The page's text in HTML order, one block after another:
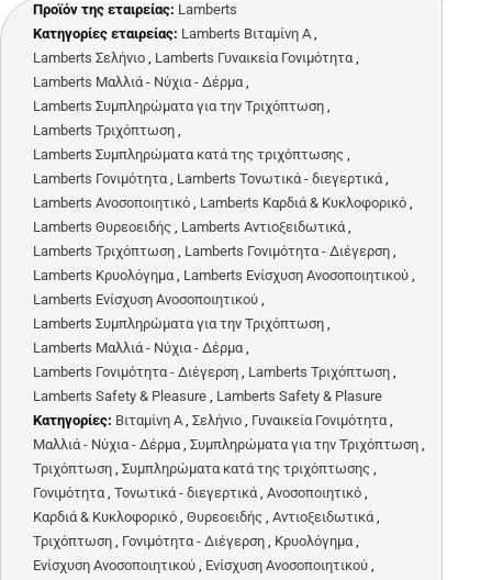
Προϊόν της εταιρείας: Lamberts
Κατηγορίες εταιρείας: Lamberts Βιταμίνη Α ,
Lamberts Σελήνιο , Lamberts Γυναικεία Γονιμότητα,
Lamberts Μαλλιά - Νύχια - Δέρμα,
Lamberts Συμπληρώματα για την Τριχόπτωση ,
Lamberts Τριχόπτωση ,
Lamberts Συμπληρώματα κατά της τριχόπτωσης ,
Lamberts Γονιμότητα, Lamberts Τονωτικά - διεγερτικά,
Lamberts Ανοσοποιητικό , Lamberts Καρδιά & Κυκλοφορικό ,
Lamberts Θυρεοειδής , Lamberts Αντιοξειδωτικά,
Lamberts Τριχόπτωση , Lamberts Γονιμότητα - Διέγερση ,
Lamberts Κρυολόγημα, Lamberts Ενίσχυση Ανοσοποιητικού ,
Lamberts Ενίσχυση Ανοσοποιητικού ,
Lamberts Συμπληρώματα για την Τριχόπτωση ,
Lamberts Μαλλιά - Νύχια - Δέρμα,
Lamberts Γονιμότητα - Διέγερση , Lamberts Τριχόπτωση ,
Lamberts Safety & Pleasure , Lamberts Safety & Plasure
Κατηγορίες: Βιταμίνη Α , Σελήνιο , Γυναικεία Γονιμότητα,
Μαλλιά - Νύχια - Δέρμα, Συμπληρώματα για την Τριχόπτωση ,
Τριχόπτωση , Συμπληρώματα κατά της τριχόπτωσης ,
Γονιμότητα, Τονωτικά - διεγερτικά, Ανοσοποιητικό ,
Καρδιά & Κυκλοφορικό , Θυρεοειδής , Αντιοξειδωτικά,
Τριχόπτωση , Γονιμότητα - Διέγερση , Κρυολόγημα,
Ενίσχυση Ανοσοποιητικού , Ενίσχυση Ανοσοποιητικού ,